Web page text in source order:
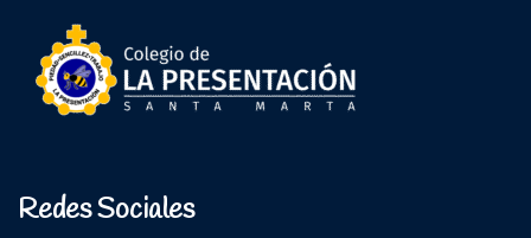
Redes Sociales